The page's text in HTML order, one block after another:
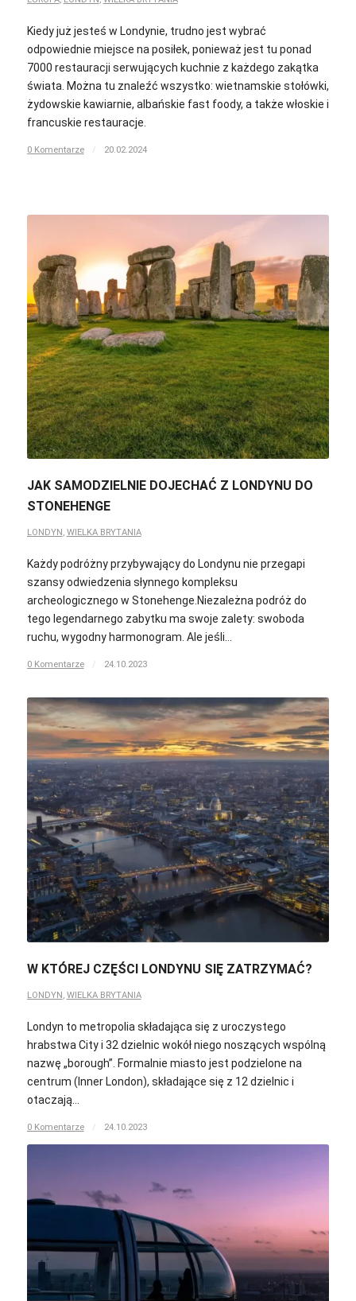
Kiedy już jesteś w Londynie, trudno jest wybrać
odpowiednie miejsce na posiłek, ponieważ jest tu ponad
7000 restauracji serwujących kuchnie z każdego zakątka
świata. Można tu znaleźć wszystko: wietnamskie stołówki,
żydowskie kawiarnie, albańskie fast foody, a także włoskie i
francuskie restauracje.
0 Komentarze / 20.02.2024
JAK SAMODZIELNIE DOJECHAĆ Z LONDYNU DO
STONEHENGE
LONDYN , WIELKA BRYTANIA
Każdy podróżny przybywający do Londynu nie przegapi
szansy odwiedzenia słynnego kompleksu
archeologicznego w Stonehenge.Niezależna podróż do
tego legendarnego zabytku ma swoje zalety: swoboda
ruchu, wygodny harmonogram. Ale jeśli…
0 Komentarze / 24.10.2023
W KTÓREJ CZĘŚCI LONDYNU SIĘ ZATRZYMAĆ?
LONDYN, WIELKA BRYTANIA
Londyn to metropolia składająca się z uroczystego
hrabstwa City i 32 dzielnic wokół niego noszących wspólną
nazwę „borough”. Formalnie miasto jest podzielone na
centrum (Inner London), składające się z 12 dzielnic i
otaczają…
0 Komentarze / 24.10.2023